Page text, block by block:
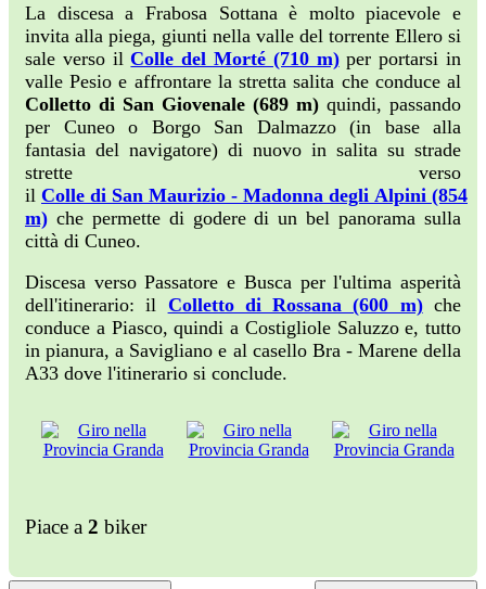
La discesa a Frabosa Sottana è molto piacevole e
invita alla piega, giunti nella valle del torrente Ellero si
sale verso il Colle del Morté (710 m) per portarsi in
valle Pesio e affrontare la stretta salita che conduce al
Colletto di San Giovenale (689 m) quindi, passando
per Cuneo o Borgo San Dalmazzo (in base alla
fantasia del navigatore) di nuovo in salita su strade
strette verso
il Colle di San Maurizio - Madonna degli Alpini (854
m) che permette di godere di un bel panorama sulla
città di Cuneo.
Discesa verso Passatore e Busca per l'ultima asperità
dell'itinerario: il Colletto di Rossana (600 m)che
conduce a Piasco, quindi a Costigliole Saluzzo e, tutto
in pianura, a Savigliano e al casello Bra - Marene della
A33 dove l'itinerario si conclude.
Piace a 2 biker